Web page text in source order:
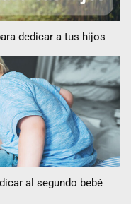
dedicar a tus hijos
al segundo bebé